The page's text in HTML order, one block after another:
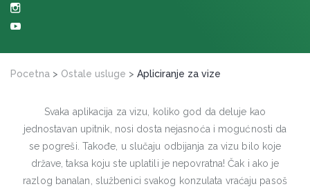
Pocetna > Ostale usluge > Apliciranje za vize
Svaka aplikacija za vizu, koliko god da deluje kao
jednostavan upitnik, nosi dosta nejasnoća i mogućnosti da
se pogreši. Takođe, u slučaju odbijanja za vizu bilo koje
države, taksa koju ste uplatili je nepovratna! Čak i ako je
razlog banalan, službenici svakog konzulata vraćaju pasoš